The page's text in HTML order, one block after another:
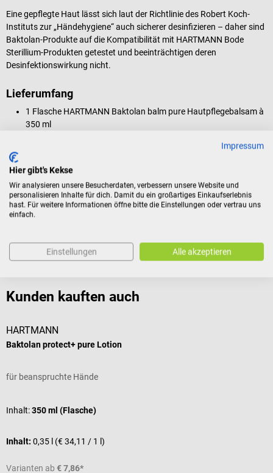
Eine gepflegte Haut lässt sich laut der Richtlinie des Robert Koch-
Instituts zur „Händehygiene“ auch sicherer desinfizieren – daher sind
Baktolan-Produkte auf die Kompatibilität mit HARTMANN Bode
Sterillium-Produkten getestet und beeinträchtigen deren
Desinfektionswirkung nicht.
Lieferumfang
1 Flasche HARTMANN Baktolan balm pure Hautpflegebalsam à
350 ml
Produktidentifikation
Dokumente
Bewertungen
Kunden kauften auch
HARTMANN
Baktolan protect+ pure Lotion
für beanspruchte Hände
Inhalt:350 ml (Flasche)
Inhalt: 0,35 l (€ 34,11 / 1 l)
Varianten ab € 7,86*
Impressum
Hier gibt's Kekse
Wir analysieren unsere Besucherdaten, verbessern unsere Website und
personalisieren Inhalte für dich. Damit du ein großartiges Einkaufserlebnis
hast. Für weitere Informationen öffne bitte die Einstellungen oder vertrau uns
einfach.
Einstellungen Alle akzeptieren